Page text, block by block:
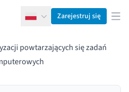
PolskiZarejestruj się
powtarzających się zadań